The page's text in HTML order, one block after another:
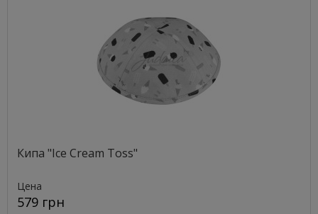
Кипа "Ice Cream Toss"
Цена
579 грн